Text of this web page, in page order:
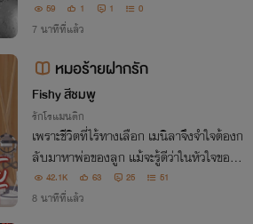
59 1 1 0
7 นาทีที่แล้ว
หมอร้ายฝากรัก
Fishy สีชมพู
รักโรแมนติก
เพราะชีวิตที่ไร้ทางเลือก เมนิลาจึงจำใจต้องก
ลับมาหาพ่อของลูก แม้จะรู้ดีว่าในหัวใจของเ
ขา ไม่เคยมีเธอเลยก็ตาม “แค่ความผิดพลาด
เพียงครั้งเดียว เรียกว่ารักไม่ได้หรอกนะคะ”
42.1K 63 25 51
8 นาทีที่แล้ว